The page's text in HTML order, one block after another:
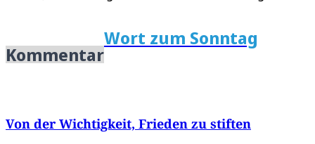
Kommentar
Wort zum Sonntag
Von der Wichtigkeit, Frieden zu stiften